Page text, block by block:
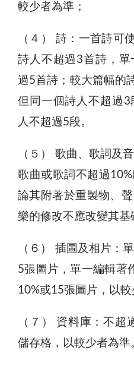
較少者為準；
（４） 詩：一首詩可
詩人不超過3首詩，
過5首詩；較大篇幅的
但同一個詩人不超過
人不超過5段。
（５） 歌曲、歌詞及
歌曲或歌詞不超過
論其附著於重製物、
樂的修改不應改變其基
（６） 插圖及相片：
5張圖片，單一編輯著
10%或15張圖片，以較
（７） 資料庫：不超
儲存格，以較少者為準